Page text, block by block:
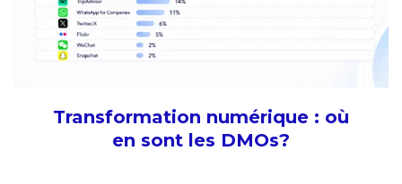
Transformation numérique : où
en sont les DMOs?